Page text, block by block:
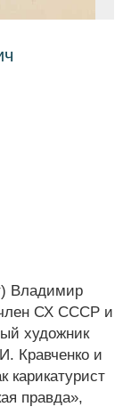
Владимир
член СХ СССР и
художник
Кравченко и
карикатурист
правда»,